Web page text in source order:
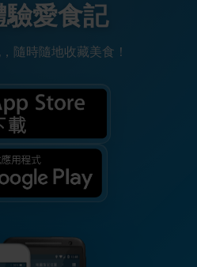
驗愛食記
隨時隨地收藏美食！